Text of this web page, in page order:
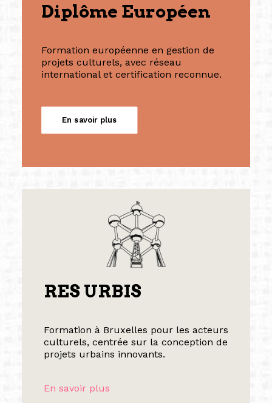
Diplôme Européen
Formation européenne en gestion de
projets culturels, avec réseau
international et certification reconnue.
En savoir plus
RES URBIS
Formation à Bruxelles pour les acteurs
culturels, centrée sur la conception de
projets urbains innovants.
En savoir plus